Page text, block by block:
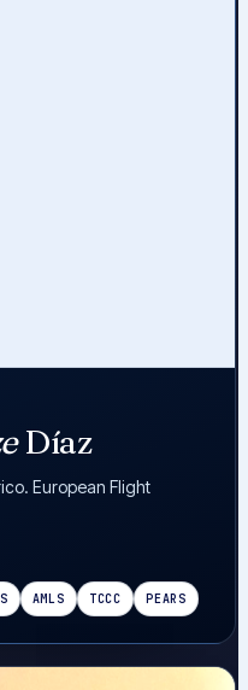
Díaz
European Flight
AMLS TCCC PEARS